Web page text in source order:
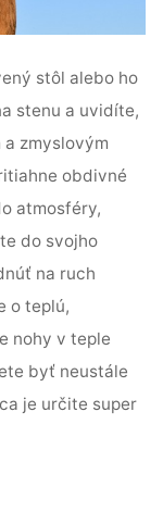
stôl alebo ho
stenu a uvidíte,
zmyslovým
obdivné
atmosféry,
do svojho
na ruch
o teplú,
nohy v teple
byť neustále
je určite super